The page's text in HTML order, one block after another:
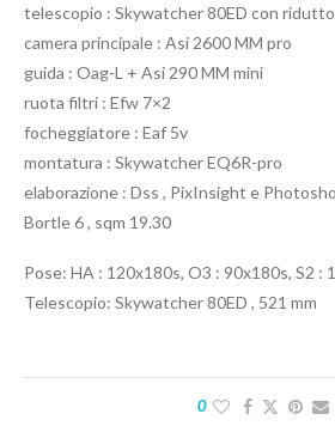
telescopio : Skywatcher 80ED con
camera principale : Asi 2600 MM pro
guida : Oag-L + Asi 290 MM mini
ruota filtri : Efw 7×2
focheggiatore : Eaf 5v
montatura : Skywatcher EQ6R-pro
elaborazione : Dss , PixInsight e
Bortle 6 , sqm 19.30
Pose: HA : 120x180s, O3 : 90x180s, S2 :
Telescopio: Skywatcher 80ED , 521 mm
0